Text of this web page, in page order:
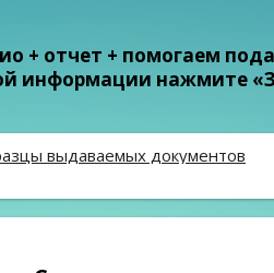
+ отчет + помогаем
информации нажмите
выдаваемых документов